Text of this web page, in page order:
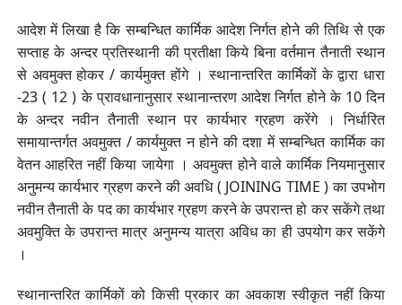
आदेश में लिखा है कि सम्बन्धित कार्मिक आदेश निर्गत होने की तिथि से एक
सप्ताह के अन्दर प्रतिस्थानी की प्रतीक्षा किये बिना वर्तमान तैनाती स्थान
से अवमुक्त होकर / कार्यमुक्त होंगे । स्थानान्तरित कार्मिकों के द्वारा धारा
-23 ( 12 ) के प्रावधानानुसार स्थानान्तरण आदेश निर्गत होने के 10 दिन
के अन्दर नवीन तैनाती स्थान पर कार्यभार ग्रहण करेंगे । निर्धारित
समायान्तर्गत अवमुक्त / कार्यमुक्त न होने की दशा में सम्बन्धित कार्मिक का
वेतन आहरित नहीं किया जायेगा । अवमुक्त होने वाले कार्मिक नियमानुसार
अनुमन्य कार्यभार ग्रहण करने की अवधि ( JOINING TIME ) का उपभोग
नवीन तैनाती के पद का कार्यभार ग्रहण करने के उपरान्त हो कर सकेंगे तथा
अवमुक्ति के उपरान्त मात्र अनुमन्य यात्रा अविध का ही उपयोग कर सकेंगे
।
स्थानान्तरित कार्मिकों को किसी प्रकार का अवकाश स्वीकृत नहीं किया